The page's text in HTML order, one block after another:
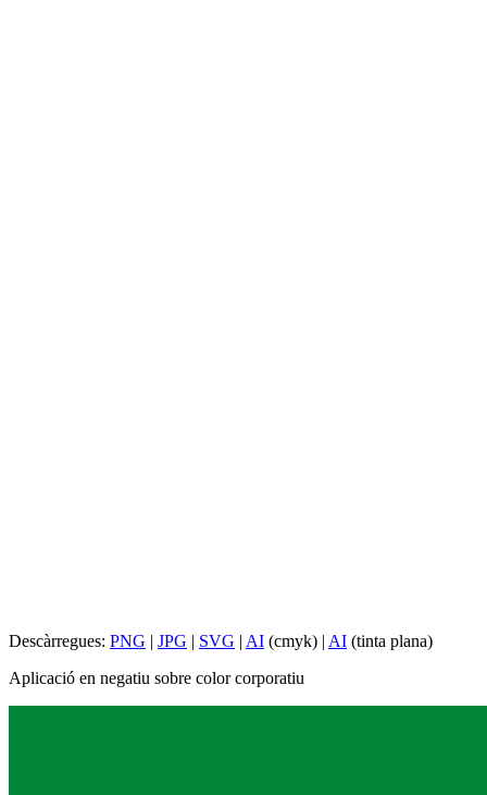
Descàrregues: PNG | JPG | SVG | AI (cmyk) | AI (tinta plana)
Aplicació en negatiu sobre color corporatiu